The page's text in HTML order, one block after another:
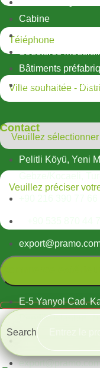
Cabine
Conteneur
Structures
Bâtiments
Maisons
Contact
Pelitli Köyü, Yeni
Commerce extérieur
E-5 Yanyol Cad.
Pendik, Istanbul,
+90 533 377 80
Search